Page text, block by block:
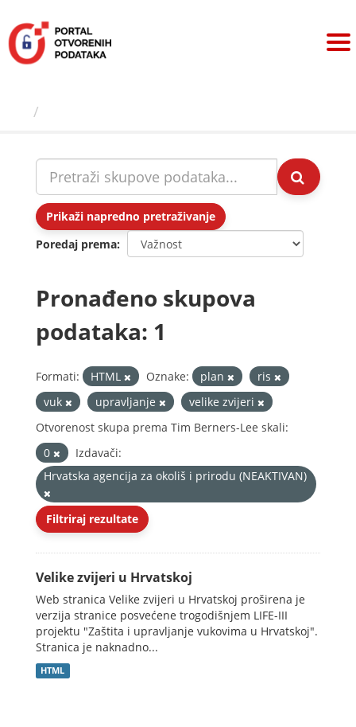
sadržaj
Prikaži napredno pretraživanje
Poredaj prema
Pronađeno skupova
podataka: 1
Formati: HTML Oznake: plan
ris
vuk
upravljanje
velike zvijeri
Otvorenost skupa prema Tim Berners-Lee skali:
0
Izdavači:
Hrvatska agencija za okoliš i prirodu (NEAKTIVAN)
Filtriraj rezultate
Velike zvijeri u Hrvatskoj
Web stranica Velike zvijeri u Hrvatskoj proširena je
verzija stranice posvećene trogodišnjem LIFE-III
projektu "Zaštita i upravljanje vukovima u Hrvatskoj".
Stranica je naknadno...
HTML